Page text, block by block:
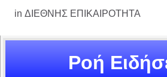
in ΔΙΕΘΝΗΣ ΕΠΙΚΑΙΡΟΤΗΤΑ
Ροή